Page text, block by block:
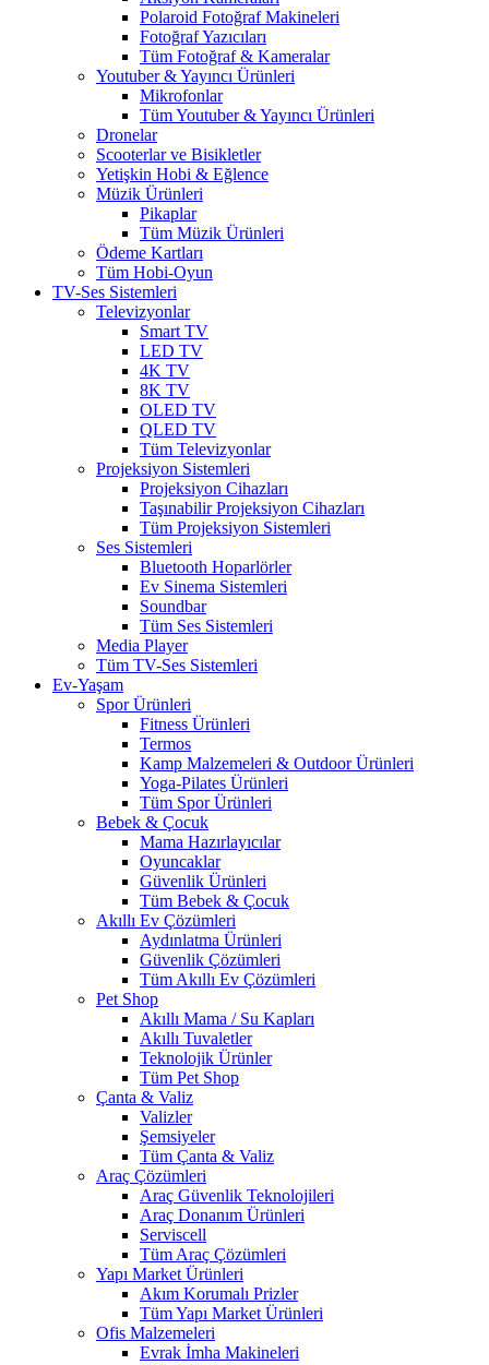
Polaroid Fotoğraf Makineleri
Fotoğraf Yazıcıları
Tüm Fotoğraf & Kameralar
Youtuber & Yayıncı Ürünleri
Mikrofonlar
Tüm Youtuber & Yayıncı Ürünleri
Dronelar
Scooterlar ve Bisikletler
Yetişkin Hobi & Eğlence
Müzik Ürünleri
Pikaplar
Tüm Müzik Ürünleri
Ödeme Kartları
Tüm Hobi-Oyun
TV-Ses Sistemleri
Televizyonlar
Smart TV
LED TV
4K TV
8K TV
OLED TV
QLED TV
Tüm Televizyonlar
Projeksiyon Sistemleri
Projeksiyon Cihazları
Taşınabilir Projeksiyon Cihazları
Tüm Projeksiyon Sistemleri
Ses Sistemleri
Bluetooth Hoparlörler
Ev Sinema Sistemleri
Soundbar
Tüm Ses Sistemleri
Media Player
Tüm TV-Ses Sistemleri
Ev-Yaşam
Spor Ürünleri
Fitness Ürünleri
Termos
Kamp Malzemeleri & Outdoor Ürünleri
Yoga-Pilates Ürünleri
Tüm Spor Ürünleri
Bebek & Çocuk
Mama Hazırlayıcılar
Oyuncaklar
Güvenlik Ürünleri
Tüm Bebek & Çocuk
Akıllı Ev Çözümleri
Aydınlatma Ürünleri
Güvenlik Çözümleri
Tüm Akıllı Ev Çözümleri
Pet Shop
Akıllı Mama / Su Kapları
Akıllı Tuvaletler
Teknolojik Ürünler
Tüm Pet Shop
Çanta & Valiz
Valizler
Şemsiyeler
Tüm Çanta & Valiz
Araç Çözümleri
Araç Güvenlik Teknolojileri
Araç Donanım Ürünleri
Serviscell
Tüm Araç Çözümleri
Yapı Market Ürünleri
Akım Korumalı Prizler
Tüm Yapı Market Ürünleri
Ofis Malzemeleri
Evrak İmha Makineleri